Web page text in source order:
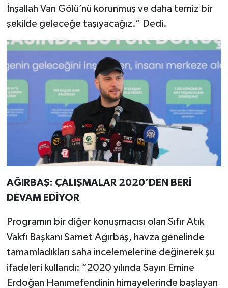
İnşallah Van Gölü’nü korunmuş ve daha temiz bir
şekilde geleceğe taşıyacağız.” Dedi.
AĞIRBAŞ: ÇALIŞMALAR 2020’DEN BERİ
DEVAM EDİYOR
Programın bir diğer konuşmacısı olan Sıfır Atık
Vakfı Başkanı Samet Ağırbaş, havza genelinde
tamamladıkları saha incelemelerine değinerek şu
ifadeleri kullandı: “2020 yılında Sayın Emine
Erdoğan Hanımefendinin himayelerinde başlayan